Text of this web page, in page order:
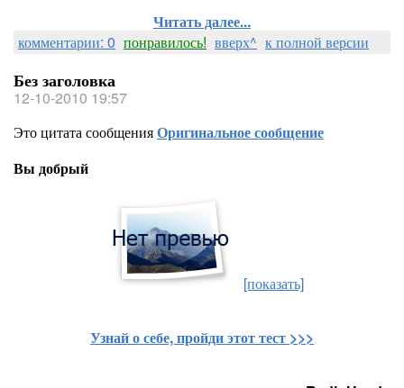
Читать далее...
комментарии: 0 понравилось! вверх^ к полной версии
Без заголовка
12-10-2010 19:57
Это цитата сообщенияОригинальное сообщение
Вы добрый
[показать]
Узнай о себе, пройди этот тест >>>